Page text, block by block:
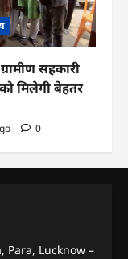
सहकारी
मिलेगी बेहतर
0
Para, Lucknow –